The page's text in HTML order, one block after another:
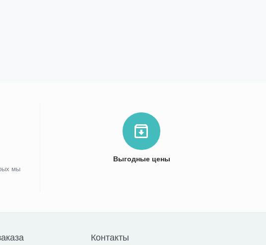
мы
Выгодные цены
Контакты